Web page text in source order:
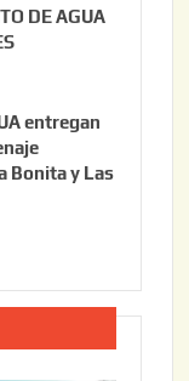
DE AGUA
entregan
Bonita y Las